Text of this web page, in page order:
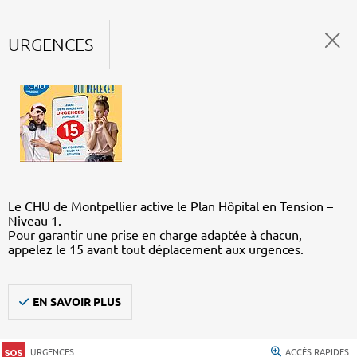
URGENCES
Le CHU de Montpellier active le Plan Hôpital en Tension –
Niveau 1.
Pour garantir une prise en charge adaptée à chacun,
appelez le 15 avant tout déplacement aux urgences.
EN SAVOIR PLUS
URGENCES ACCÈS RAPIDES